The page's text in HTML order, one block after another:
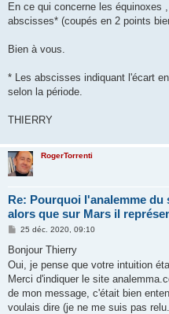
En ce qui concerne les équinoxes
abscisses* (coupés en 2 points
Bien à vous.
* Les abscisses indiquant l'écart
selon la période.
THIERRY
RogerTorrenti
Re: Pourquoi l'analemme
alors que sur Mars il
M
s
a
g
e
25 déc. 2020, 09:10
Bonjour Thierry
Oui, je pense que votre intuition
Merci d'indiquer le site
de mon message, c'était bien
voulais dire (je ne me suis pas